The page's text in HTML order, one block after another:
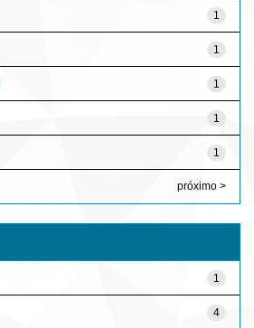
1
1
1
1
1
próximo >
1
4